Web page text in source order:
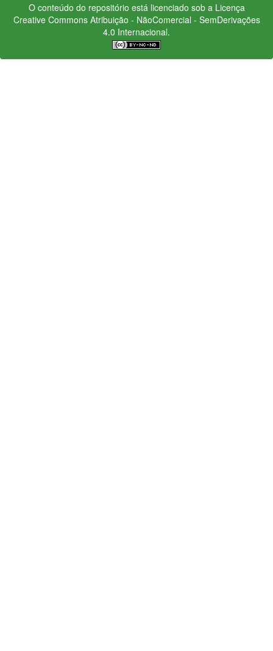
O conteúdo do repositório está licenciado sob a Licença
Creative CommonsAtribuição - NãoComercial - SemDerivações
4.0 Internacional.